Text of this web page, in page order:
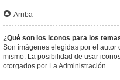
Arriba
¿Qué son los iconos para los
Son imágenes elegidas por el autor
mismo. La posibilidad de usar
otorgados por La Administración.